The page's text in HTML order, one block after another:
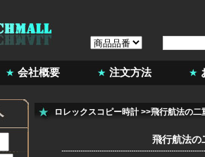
会社概要 注文方法
ロレックスコピー時計>>飛行航法の二
飛行航法の